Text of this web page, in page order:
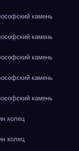
камень
камень
камень
камень
камень
колец
колец